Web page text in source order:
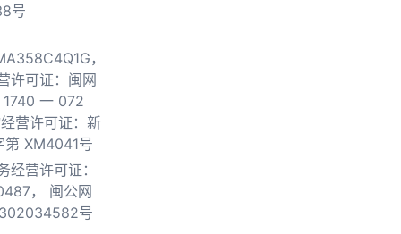
号
，
许可证：闽网
一 072
营许可证：新
第 XM4041号
经营许可证：
，
闽公网
号